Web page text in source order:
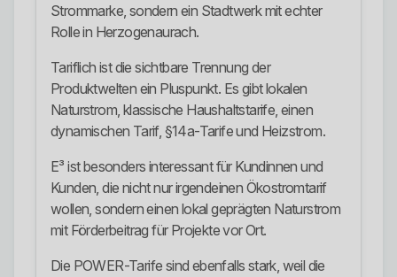
Strommarke, sondern ein Stadtwerk mit echter
Rolle in Herzogenaurach.
Tariflich ist die sichtbare Trennung der
Produktwelten ein Pluspunkt. Es gibt lokalen
Naturstrom, klassische Haushaltstarife, einen
dynamischen Tarif, §14a-Tarife und Heizstrom.
E³ ist besonders interessant für Kundinnen und
Kunden, die nicht nur irgendeinen Ökostromtarif
wollen, sondern einen lokal geprägten Naturstrom
mit Förderbeitrag für Projekte vor Ort.
Die POWER-Tarife sind ebenfalls stark, weil die